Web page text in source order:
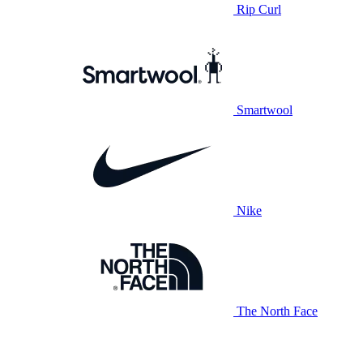
Rip Curl
Smartwool
Nike
The North Face